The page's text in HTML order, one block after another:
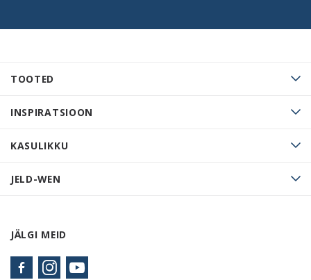
TOOTED
INSPIRATSIOON
KASULIKKU
JELD-WEN
JÄLGI MEID